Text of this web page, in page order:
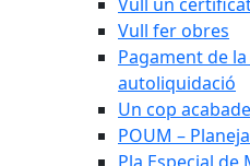
Vull fer obres
Pagament de
autoliquidació
Un cop
POUM –